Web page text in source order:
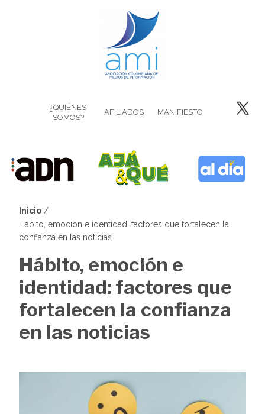
¿QUIÉNES
SOMOS?
AFILIADOS MANIFIESTO
Sobrescribir
de
ayuda
a
la
Inicio
Hábito, emoción e identidad: factores que fortalecen la
confianza en las noticias
Hábito, emoción e
identidad: factores que
fortalecen la confianza
en las noticias